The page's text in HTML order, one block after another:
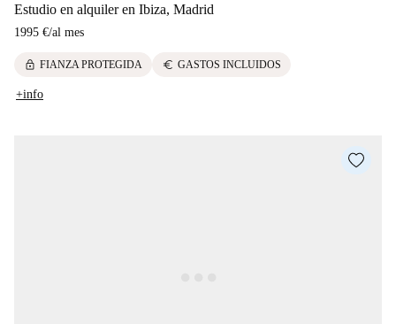
Estudio en alquiler en Ibiza, Madrid
1995 €/al mes
lock FIANZA PROTEGIDA euro GASTOS INCLUIDOS
+info